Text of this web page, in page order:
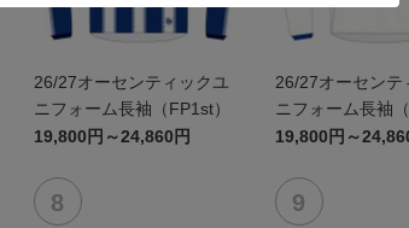
26/27オーセンティックユ
ニフォーム長袖（FP1st）
19,800円～24,860円
26/27オーセンテ
ニフォーム長袖
19,800円～